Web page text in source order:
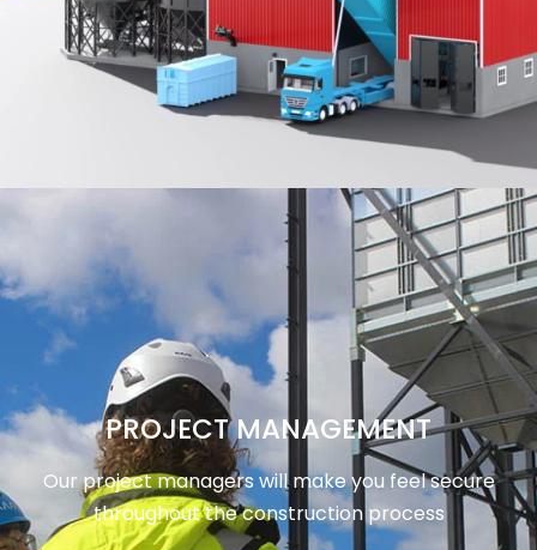
PROJECT MANAGEMENT
Our project managers will make you feel secure
throughout the construction process